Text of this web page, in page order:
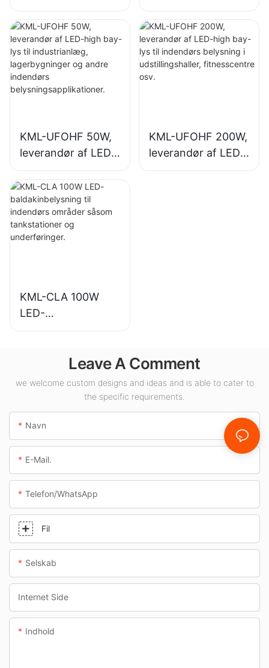
high bay-lys til
industrianlæg,
lagerbygninger og
andre indendørs
belysningsapplikati
oner.
high bay-lys til
indendørs
belysning i
industrianlæg,
fitnesscentre osv.
KML-UFOHF 50W,
leverandør af LED-
high bay-lys til
industrianlæg,
lagerbygninger og
andre indendørs
belysningsapplikati
KML-UFOHF 200W,
leverandør af LED-
high bay-lys til
KML-CLA 100W
LED-
baldakinbelysning
områder såsom
tankstationer og
underføringer.
Leave A Comment
we welcome custom designs and ideas and is able to cater to
the specific requirements.
Navn
E-Mail.
Telefon/whatsApp
Fil
Selskab
Internet Side
Indhold